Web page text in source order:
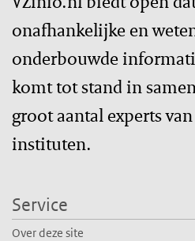
onafhankelijke en
onderbouwde
komt tot stand in
groot aantal experts
instituten.
Service
Over deze site